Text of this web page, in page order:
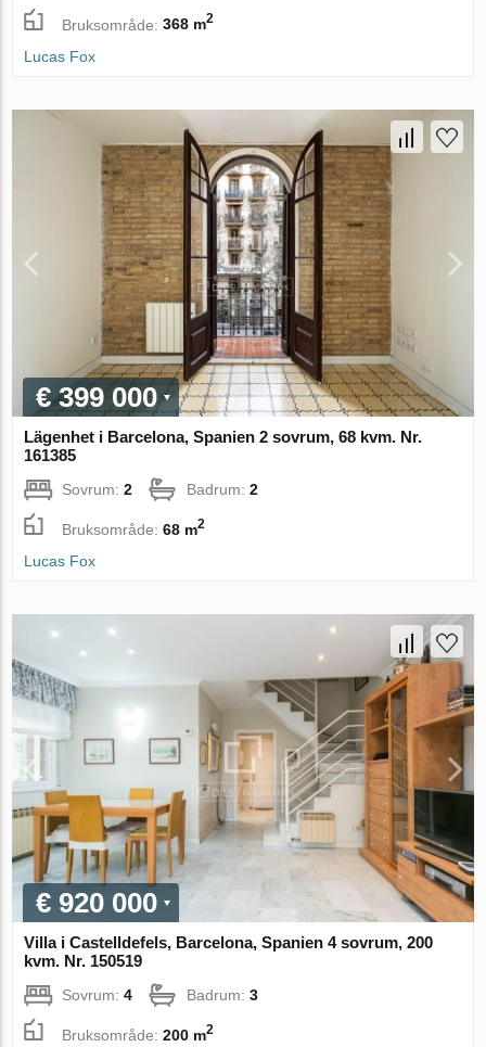
Bruksområde:368 m2
Lucas Fox
€ 399 000
Lägenhet i Barcelona, Spanien 2 sovrum, 68 kvm. Nr.
161385
Sovrum:2 Badrum:2
Bruksområde:68 m2
Lucas Fox
€ 920 000
Villa i Castelldefels, Barcelona, Spanien 4 sovrum, 200
kvm. Nr. 150519
Sovrum:4 Badrum:3
Bruksområde:200 m2